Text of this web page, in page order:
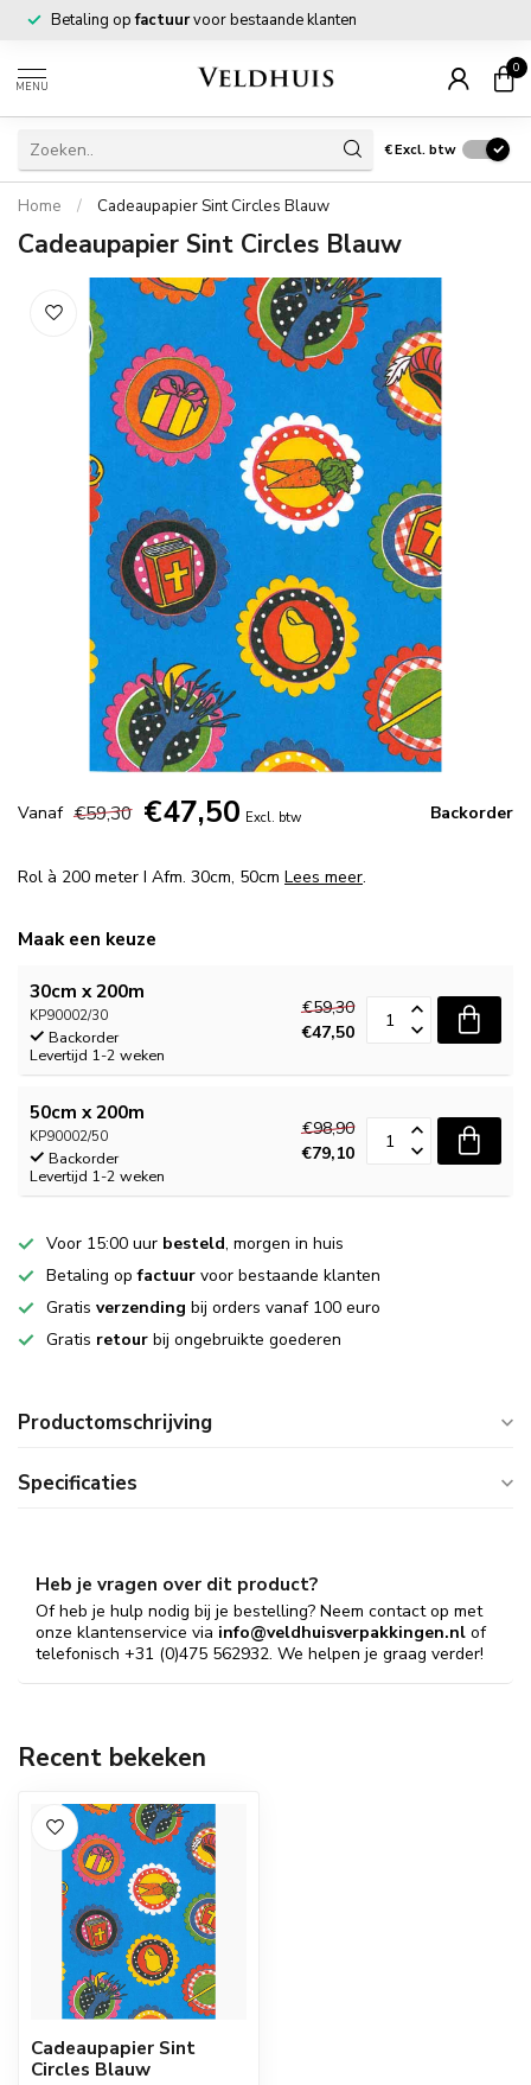
Betaling opfactuurvoor bestaande klanten
MENU
0
€Excl. btw
Home / Cadeaupapier Sint Circles Blauw
Cadeaupapier Sint Circles Blauw
Vanaf €59,30 €47,50 Excl. btw Backorder
Rol à 200 meter I Afm. 30cm, 50cm Lees meer.
Maak een keuze
30cm x 200m
KP90002/30
Backorder
Levertijd 1-2 weken
€59,30
€47,50
50cm x 200m
KP90002/50
Backorder
Levertijd 1-2 weken
€98,90
€79,10
Voor 15:00 uur besteld, morgen in huis
Betaling opfactuur voor bestaande klanten
Gratis verzending bij orders vanaf 100 euro
Gratis retour bij ongebruikte goederen
Productomschrijving
Specificaties
Heb je vragen over dit product?
Of heb je hulp nodig bij je bestelling? Neem contact op met
onze klantenservice via info@veldhuisverpakkingen.nl of
telefonisch +31 (0)475 562932. We helpen je graag verder!
Recent bekeken
Cadeaupapier Sint
Circles Blauw